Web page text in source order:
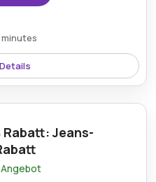
Rabatt von 35 %,
für Jeans
erhältlich sind.
Rabatt: Jeans-